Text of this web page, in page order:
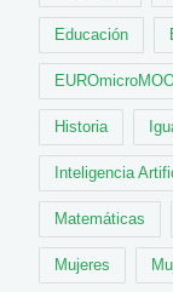
Educación
Historia
Inteligencia
Matemáticas
Mujeres